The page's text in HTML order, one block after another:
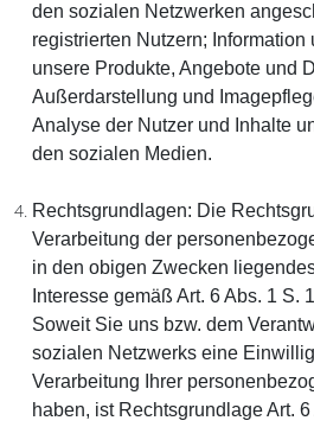
den sozialen Netzwerken
registrierten Nutzern; Information
unsere Produkte, Angebote und
Außerdarstellung und
Analyse der Nutzer und Inhalte
den sozialen Medien.
Rechtsgrundlagen: Die
Verarbeitung der
in den obigen Zwecken
Interesse gemäß Art. 6 Abs. 1 S.
Soweit Sie uns bzw. dem
sozialen Netzwerks eine
Verarbeitung Ihrer
haben, ist Rechtsgrundlage Art.